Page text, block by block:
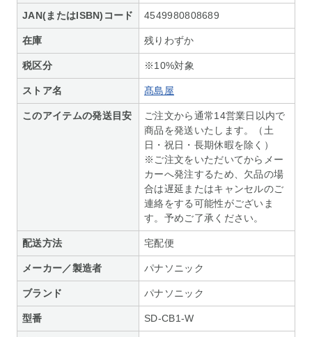
JAN(またはISBN)コード 4549980808689
在庫 残りわずか
税区分 ※10%対象
ストア名 髙島屋
このアイテムの発送目安
ご注文から通常14営業日以内で
商品を発送いたします。（土
日・祝日・長期休暇を除く）
※ご注文をいただいてからメー
カーへ発注するため、欠品の場
合は遅延またはキャンセルのご
連絡をする可能性がございま
す。予めご了承ください。
配送方法 宅配便
メーカー／製造者 パナソニック
ブランド パナソニック
型番 SD-CB1-W